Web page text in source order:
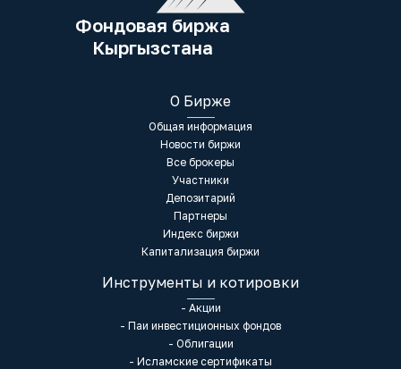
Фондовая биржа
Кыргызстана
О Бирже
Общая информация
Новости биржи
Все брокеры
Участники
Депозитарий
Партнеры
Индекс биржи
Капитализация биржи
Инструменты и котировки
- Акции
- Паи инвестиционных фондов
- Облигации
- Исламские сертификаты